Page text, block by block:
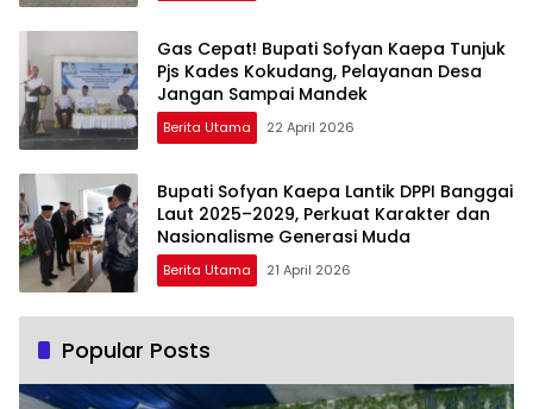
Gas Cepat! Bupati Sofyan Kaepa Tunjuk
Pjs Kades Kokudang, Pelayanan Desa
Jangan Sampai Mandek
Berita Utama 22 April 2026
Bupati Sofyan Kaepa Lantik DPPI Banggai
Laut 2025–2029, Perkuat Karakter dan
Nasionalisme Generasi Muda
Berita Utama 21 April 2026
Popular Posts